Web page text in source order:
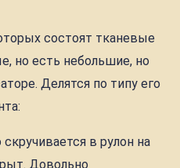
состоят тканевые
но есть небольшие, но
Делятся по типу его
скручивается в рулон на
Довольно